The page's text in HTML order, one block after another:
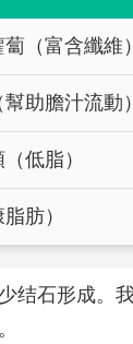
（富含纖維）
助膽汁流動）
低脂）
肪）
结石形成。